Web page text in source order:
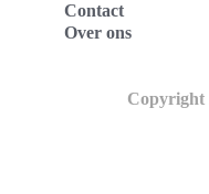
Contact
Over ons
Copyright